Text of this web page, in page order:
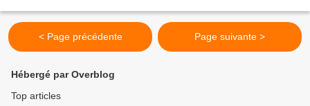
< Page précédente Page suivante >
Hébergé par Overblog
Top articles